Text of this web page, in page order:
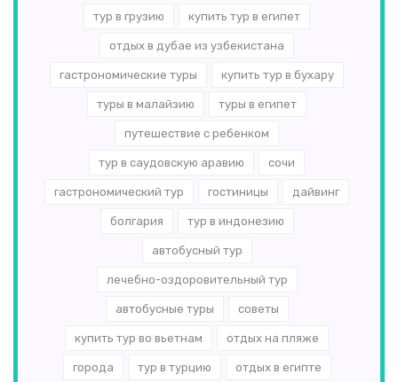
тур в грузию купить тур в египет
отдых в дубае из узбекистана
гастрономические туры купить тур в бухару
туры в малайзию туры в египет
путешествие с ребенком
тур в саудовскую аравию сочи
гастрономический тур гостиницы дайвинг
болгария тур в индонезию
автобусный тур
лечебно-оздоровительный тур
автобусные туры советы
купить тур во вьетнам отдых на пляже
города тур в турцию отдых в египте